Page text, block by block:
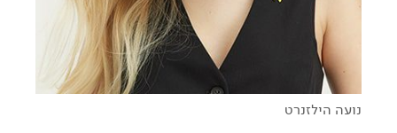
נועה הילזנרט